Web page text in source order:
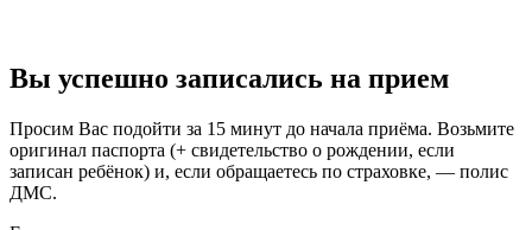
Вы успешно записались на прием
Просим Вас подойти за 15 минут до начала приёма. Возьмите
оригинал паспорта (+ свидетельство о рождении, если
записан ребёнок) и, если обращаетесь по страховке, — полис
ДМС.